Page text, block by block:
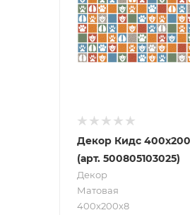
Декор Кидс
(арт. 500805103025)
Декор
Матовая
400х200х8